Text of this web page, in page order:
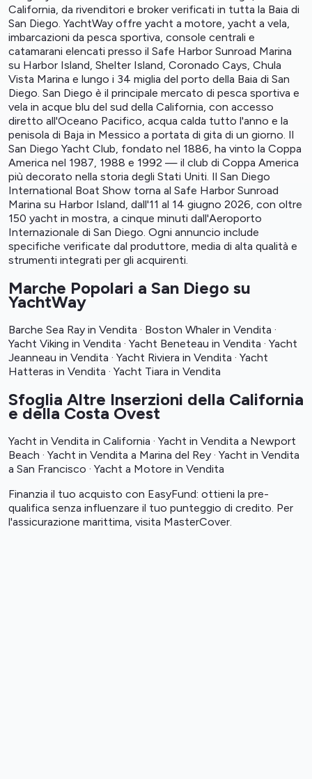
California, da rivenditori e broker verificati in tutta la Baia di
San Diego. YachtWay offre yacht a motore, yacht a vela,
imbarcazioni da pesca sportiva, console centrali e
catamarani elencati presso il Safe Harbor Sunroad Marina
su Harbor Island, Shelter Island, Coronado Cays, Chula
Vista Marina e lungo i 34 miglia del porto della Baia di San
Diego. San Diego è il principale mercato di pesca sportiva e
vela in acque blu del sud della California, con accesso
diretto all'Oceano Pacifico, acqua calda tutto l'anno e la
penisola di Baja in Messico a portata di gita di un giorno. Il
San Diego Yacht Club, fondato nel 1886, ha vinto la Coppa
America nel 1987, 1988 e 1992 — il club di Coppa America
più decorato nella storia degli Stati Uniti. Il San Diego
International Boat Show torna al Safe Harbor Sunroad
Marina su Harbor Island, dall'11 al 14 giugno 2026, con oltre
150 yacht in mostra, a cinque minuti dall'Aeroporto
Internazionale di San Diego. Ogni annuncio include
specifiche verificate dal produttore, media di alta qualità e
strumenti integrati per gli acquirenti.
Marche Popolari a San Diego su
YachtWay
Barche Sea Ray in Vendita · Boston Whaler in Vendita ·
Yacht Viking in Vendita · Yacht Beneteau in Vendita · Yacht
Jeanneau in Vendita · Yacht Riviera in Vendita · Yacht
Hatteras in Vendita · Yacht Tiara in Vendita
Sfoglia Altre Inserzioni della California
e della Costa Ovest
Yacht in Vendita in California · Yacht in Vendita a Newport
Beach · Yacht in Vendita a Marina del Rey · Yacht in Vendita
a San Francisco · Yacht a Motore in Vendita
Finanzia il tuo acquisto con EasyFund: ottieni la pre-
qualifica senza influenzare il tuo punteggio di credito. Per
l'assicurazione marittima, visita MasterCover